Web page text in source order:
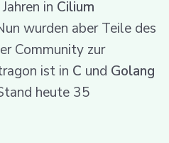
in Cilium
wurden aber Teile des
Community zur
ist in C und Golang
heute 35